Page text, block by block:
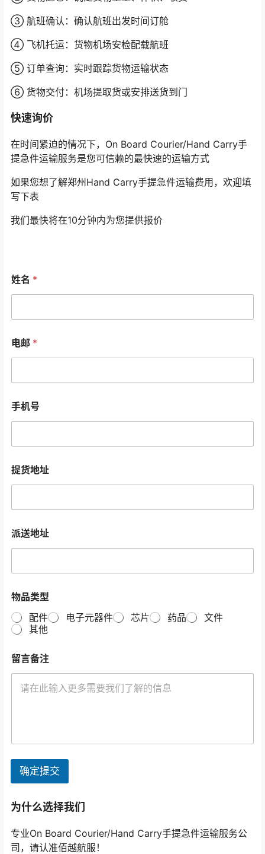
③ 航班确认：确认航班出发时间订舱
④ 飞机托运：货物机场安检配载航班
⑤ 订单查询：实时跟踪货物运输状态
⑥ 货物交付：机场提取货或安排送货到门
快速询价
在时间紧迫的情况下，On Board Courier/Hand Carry手
提急件运输服务是您可信赖的最快速的运输方式
如果您想了解郑州Hand Carry手提急件运输费用，欢迎填
写下表
我们最快将在10分钟内为您提供报价
姓名 *
电邮 *
货
地
姓
名
手机号
提货地址
派送地址
物品类型
配件
电子元器件 芯片 药品
文件
其他
留言备注
确定提交
为什么选择我们
专业On Board Courier/Hand Carry手提急件运输服务公
司，请认准佰越航服！